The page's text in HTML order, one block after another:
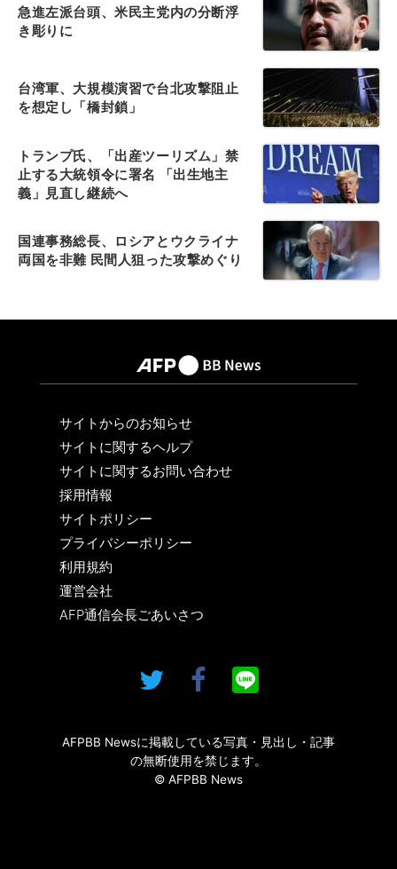
急進左派台頭、米民主党内の分断浮
き彫りに
台湾軍、大規模演習で台北攻撃阻止
を想定し「橋封鎖」
トランプ氏、「出産ツーリズム」禁
止する大統領令に署名 「出生地主
義」見直し継続へ
国連事務総長、ロシアとウクライナ
両国を非難 民間人狙った攻撃めぐり
サイトからのお知らせ
サイトに関するヘルプ
サイトに関するお問い合わせ
採用情報
サイトポリシー
プライバシーポリシー
利用規約
運営会社
AFP通信会長ごあいさつ
AFPBB Newsに掲載している写真・見出し・記事
の無断使用を禁じます。
© AFPBB News